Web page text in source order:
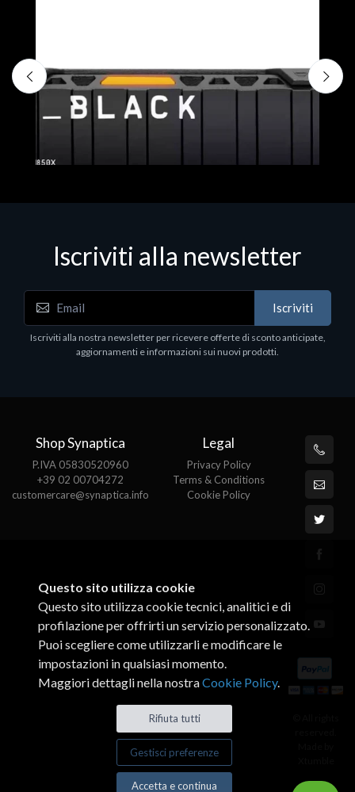
WD_BLACK SN850X NVMe SSD
WDBB9H0020BNC - SSD - 2 TB - interno - M.2
2280 - PCIe 4.0 (NVMe) - dissipatore integrato -
nero
Iscriviti alla newsletter
Iscriviti
Iscriviti alla nostra newsletter per ricevere offerte di sconto anticipate,
aggiornamenti e informazioni sui nuovi prodotti.
Shop Synaptica
P.IVA 05830520960
+39 02 00704272
customercare@synaptica.info
Legal
Privacy Policy
Terms & Conditions
Cookie Policy
Questo sito utilizza cookie
Questo sito utilizza cookie tecnici, analitici e di
profilazione per offrirti un servizio personalizzato.
Puoi scegliere come utilizzarli e modificare le
impostazioni in qualsiasi momento.
Maggiori dettagli nella nostraCookie Policy.
Rifiuta tutti
Gestisci preferenze
Accetta e continua